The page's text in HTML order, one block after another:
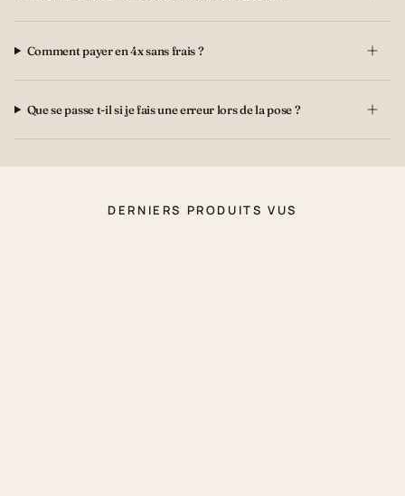
Comment payer en 4x sans frais ?
Que se passe t-il si je fais une erreur lors de la pose ?
DERNIERS PRODUITS VUS